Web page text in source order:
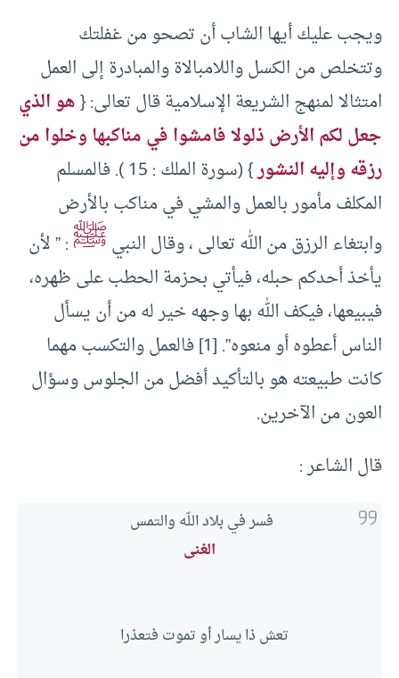
ويجب عليك أيها الشاب أن تصحو من غفلتك
وتتخلص من الكسل واللامبالاة والمبادرة إلى العمل
امتثالا لمنهج الشريعة الإسلامية قال تعالى: {هو الذي
جعل لكم الأرض ذلولا فامشوا في مناكبها وخلوا من
رزقه وإليه النشور
} (سورة الملك : 15 ). فالمسلم
المكلف مأمور بالعمل والمشي في مناكب بالأرض
وابتغاء الرزق من الله تعالى ، وقال النبيﷺ: ” لأن
يأخذ أحدكم حبله، فيأتي بحزمة الحطب على ظهره،
فيبيعها، فيكف الله بها وجهه خير له من أن يسأل
الناس أعطوه أو منعوه”. [1] فالعمل والتكسب مهما
كانت طبيعته هو بالتأكيد أفضل من الجلوس وسؤال
العون من الآخرين.
قال الشاعر :
فسر في بلاد اللّه والتمس
الغنى